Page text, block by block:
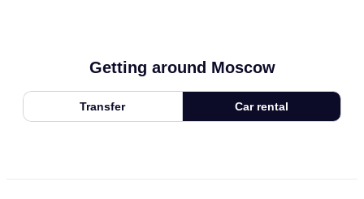
Getting around Moscow
Transfer Car rental